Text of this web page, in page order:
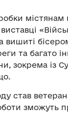
вишиті
та багато
зокрема із
став